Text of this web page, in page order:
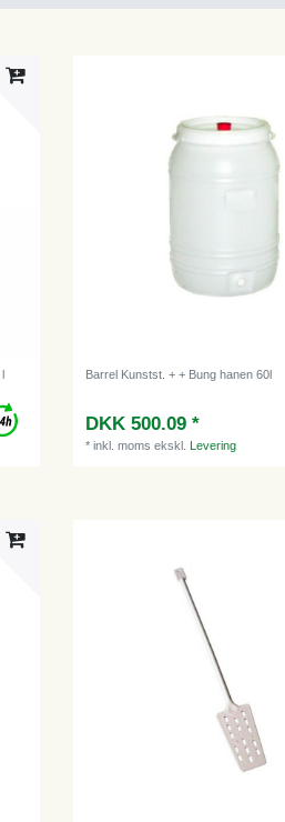
Barrel Kunstst. + + Bung hanen 60l
DKK 500.09 *
*inkl. moms ekskl.Levering